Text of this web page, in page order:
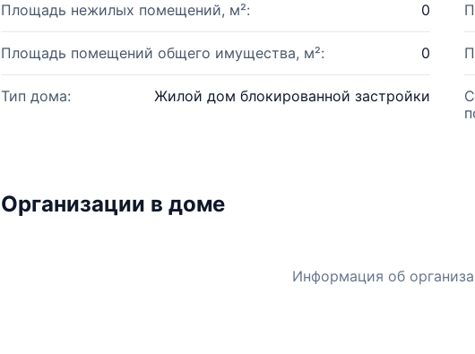
Площадь нежилых помещений, м²: 0
Площадь помещений общего имущества, м²: 0
Тип дома: Жилой дом блокированной застройки
Организации в доме
Информация об